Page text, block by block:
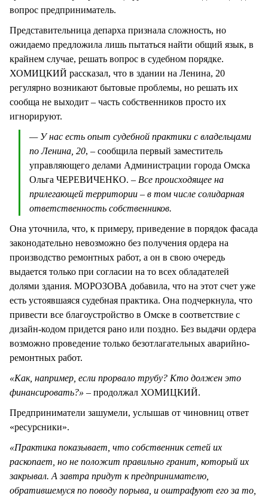
вопрос предприниматель.
Представительница депарха признала сложность, но
ожидаемо предложила лишь пытаться найти общий язык, в
крайнем случае, решать вопрос в судебном порядке.
ХОМИЦКИЙ рассказал, что в здании на Ленина, 20
регулярно возникают бытовые проблемы, но решать их
сообща не выходит – часть собственников просто их
игнорируют.
— У нас есть опыт судебной практики с владельцами
по Ленина, 20, – сообщила первый заместитель
управляющего делами Администрации города Омска
Ольга ЧЕРЕВИЧЕНКО. – Все происходящее на
прилегающей территории – в том числе солидарная
ответственность собственников.
Она уточнила, что, к примеру, приведение в порядок фасада
законодательно невозможно без получения ордера на
производство ремонтных работ, а он в свою очередь
выдается только при согласии на то всех обладателей
долями здания. МОРОЗОВА добавила, что на этот счет уже
есть устоявшаяся судебная практика. Она подчеркнула, что
привести все благоустройство в Омске в соответствие с
дизайн-кодом придется рано или поздно. Без выдачи ордера
возможно проведение только безотлагательных аварийно-
ремонтных работ.
«Как, например, если прорвало трубу? Кто должен это
финансировать?» – продолжал ХОМИЦКИЙ.
Предприниматели зашумели, услышав от чиновниц ответ
«ресурсники».
«Практика показывает, что собственник сетей их
раскопает, но не положит правильно гранит, который их
закрывал. А завтра придут к предпринимателю,
обратившемуся по поводу порыва, и оштрафуют его за то,